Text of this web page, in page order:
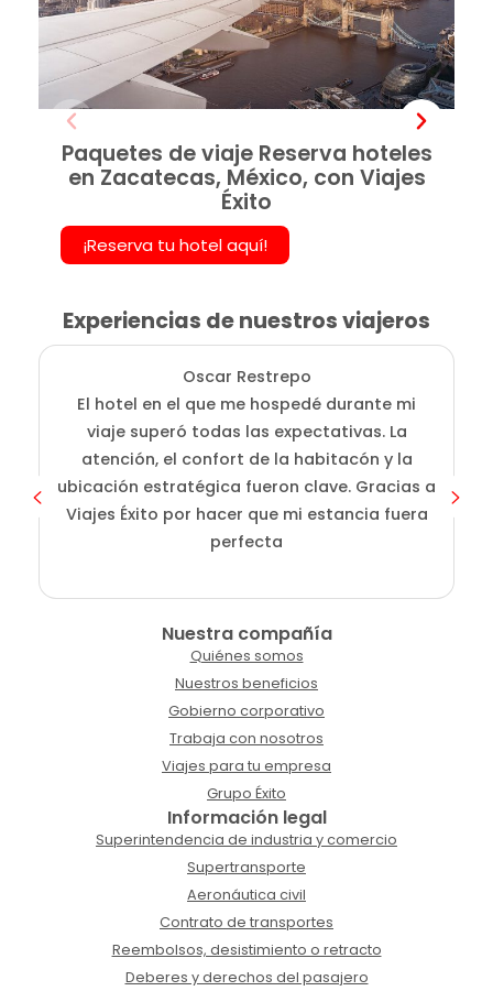
Paquetes de viaje Reserva hoteles
en Zacatecas, México, con Viajes
Éxito
¡Reserva tu hotel aquí!
Experiencias de nuestros viajeros
Oscar Restrepo
El hotel en el que me hospedé durante mi
viaje superó todas las expectativas. La
atención, el confort de la habitacón y la
ubicación estratégica fueron clave. Gracias a
Viajes Éxito por hacer que mi estancia fuera
perfecta
Nuestra compañía
Quiénes somos
Nuestros beneficios
Gobierno corporativo
Trabaja con nosotros
Viajes para tu empresa
Grupo Éxito
Información legal
Superintendencia de industria y comercio
Supertransporte
Aeronáutica civil
Contrato de transportes
Reembolsos, desistimiento o retracto
Deberes y derechos del pasajero